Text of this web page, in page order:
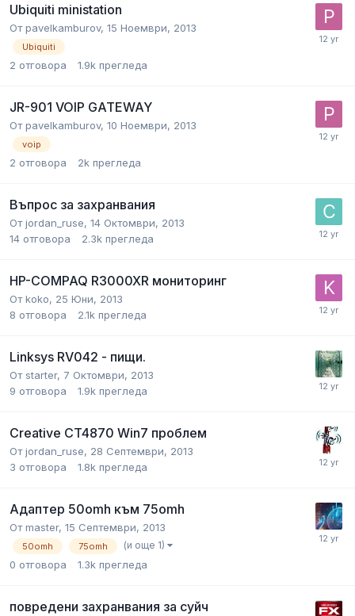
Ubiquiti ministation
Отpavelkamburov, 15 Ноември, 2013
Ubiquiti
2 отговора 1.9k прегледа
JR-901 VOIP GATEWAY
Отpavelkamburov, 10 Ноември, 2013
voip
2 отговора 2k прегледа
Въпрос за захранвания
Отjordan_ruse, 14 Октомври, 2013
14 отговора 2.3k прегледа
HP-COMPAQ R3000XR мониторинг
Отkoko, 25 Юни, 2013
8 отговора 2.1k прегледа
Linksys RV042 - пищи.
Отstarter, 7 Октомври, 2013
9 отговора 1.9k прегледа
Creative CT4870 Win7 проблем
Отjordan_ruse, 28 Септември, 2013
3 отговора 1.8k прегледа
Адаптер 50оmh към 75omh
Отmaster, 15 Септември, 2013
50omh 75omh (и още 1)
0 отговора 1.3k прегледа
повредени захранвания за суйч